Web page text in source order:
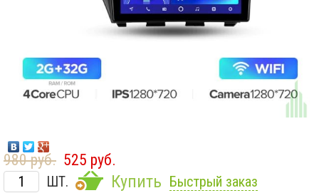
980 руб. 525 руб.
ШТ. Купить Быстрый заказ